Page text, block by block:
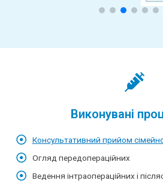
Виконувані
Консультативний прийом
Огляд передопераційних
Ведення інтраопераційних і